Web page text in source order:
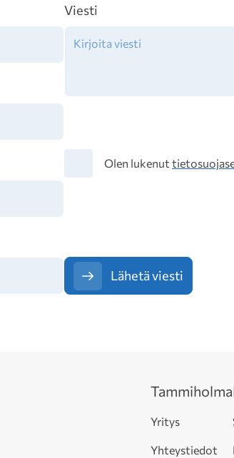
Viesti
TietosuojaOlen lukenut
Lähetä viesti
Tammiholma
Yritys
Yhteystiedot